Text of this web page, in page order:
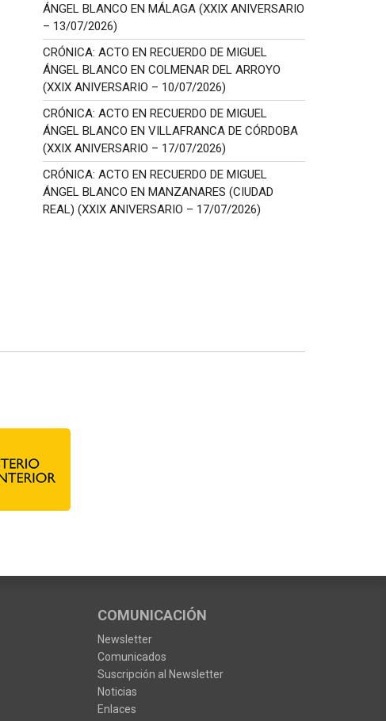
ÁNGEL BLANCO EN MÁLAGA (XXIX ANIVERSARIO
– 13/07/2026)
CRÓNICA: ACTO EN RECUERDO DE MIGUEL
ÁNGEL BLANCO EN COLMENAR DEL ARROYO
(XXIX ANIVERSARIO – 10/07/2026)
CRÓNICA: ACTO EN RECUERDO DE MIGUEL
ÁNGEL BLANCO EN VILLAFRANCA DE CÓRDOBA
(XXIX ANIVERSARIO – 17/07/2026)
CRÓNICA: ACTO EN RECUERDO DE MIGUEL
ÁNGEL BLANCO EN MANZANARES (CIUDAD
REAL) (XXIX ANIVERSARIO – 17/07/2026)
COMUNICACIÓN
Newsletter
Comunicados
Suscripción al Newsletter
Noticias
Enlaces